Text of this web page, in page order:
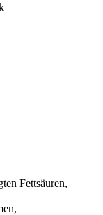
Fettsäuren,